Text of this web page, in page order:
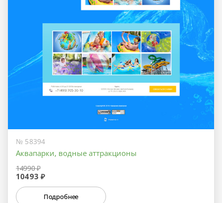
№ 58394
Аквапарки, водные аттракционы
14990 ₽
10493 ₽
Подробнее